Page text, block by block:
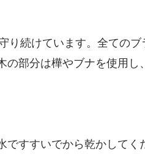
り続けています。全てのブ
の部分は樺やブナを使用し
すすいでから乾かしてく